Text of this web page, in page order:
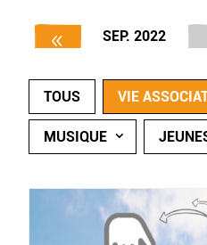
SEP. 2022
TOUS VIE
MUSIQUE